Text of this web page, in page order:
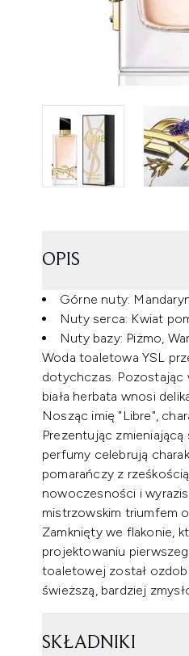
OPIS
Górne nuty:
Nuty serca: Kwiat
Nuty bazy: Piżmo,
Woda toaletowa YSL
dotychczas. Pozostając
biała herbata wnosi
Nosząc imię "Libre",
Prezentując
perfumy celebrują
pomarańczy z
nowoczesności i
mistrzowskim triumfem
Zamknięty we flakonie,
projektowaniu
toaletowej został
świeższą, bardziej
SKŁADNIKI